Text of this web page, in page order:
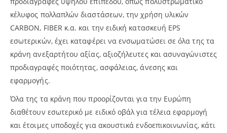
κέλυφος πολλαπλών διαστάσεων, την χρήση υλικών
CARBON, FIBER κ.α. και την ειδική κατασκευή EPS
εσωτερικών, έχει καταφέρει να ενσωματώσει σε όλα της τα
κράνη ανεξαρτήτου αξίας, αξιοζήλευτες και ασυναγώνιστες
προδιαγραφές ποιότητας, ασφάλειας, άνεσης και
εφαρμογής.
Όλα της τα κράνη που προορίζονται για την Ευρώπη
διαθέτουν εσωτερικό με ειδικό οβάλ για τέλεια εφαρμογή
και έτοιμες υποδοχές για ακουστικά ενδοεπικοινωνίας, κάτι